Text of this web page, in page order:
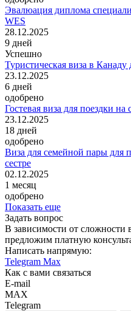
Эвалюация диплома
WES
28.12.2025
9 дней
Успешно
Туристическая виза в Канаду
23.12.2025
6 дней
одобрено
Гостевая виза для поездки
23.12.2025
18 дней
одобрено
Виза для семейной пары для
сестре
02.12.2025
1 месяц
одобрено
Показать еще
Задать вопрос
В зависимости от сложности
предложим платную
Написать напрямую:
Telegram Max
Как с вами связаться
E-mail
MAX
Telegram